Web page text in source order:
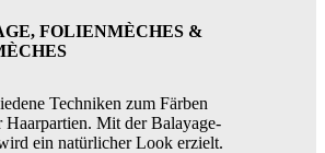
FOLIENMÈCHES &
Techniken zum Färben
Haarpartien. Mit der Balayage-
ein natürlicher Look erzielt.